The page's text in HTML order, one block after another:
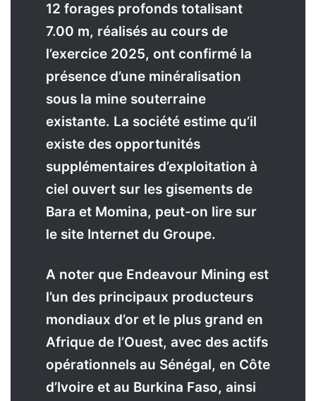
12 forages profonds totalisant
7.00 m, réalisés au cours de
l’exercice 2025, ont confirmé la
présence d’une minéralisation
sous la mine souterraine
existante. La société estime qu’il
existe des opportunités
supplémentaires d’exploitation à
ciel ouvert sur les gisements de
Bara et Momina, peut-on lire sur
le site Internet du Groupe.
A noter que Endeavour Mining est
l’un des principaux producteurs
mondiaux d’or et le plus grand en
Afrique de l’Ouest, avec des actifs
opérationnels au Sénégal, en Côte
d’Ivoire et au Burkina Faso, ainsi